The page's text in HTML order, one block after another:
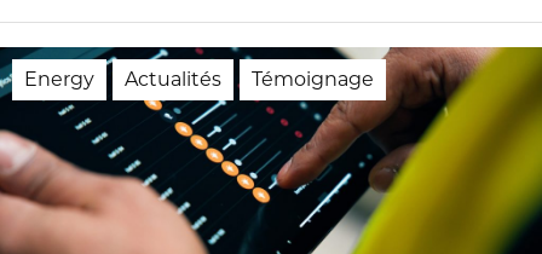
Energy Actualités Témoignage